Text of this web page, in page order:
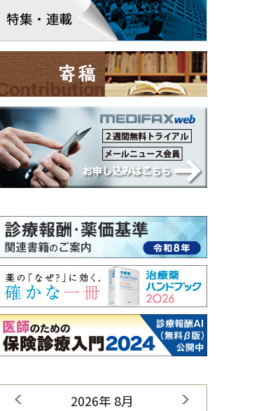
2026年 8月